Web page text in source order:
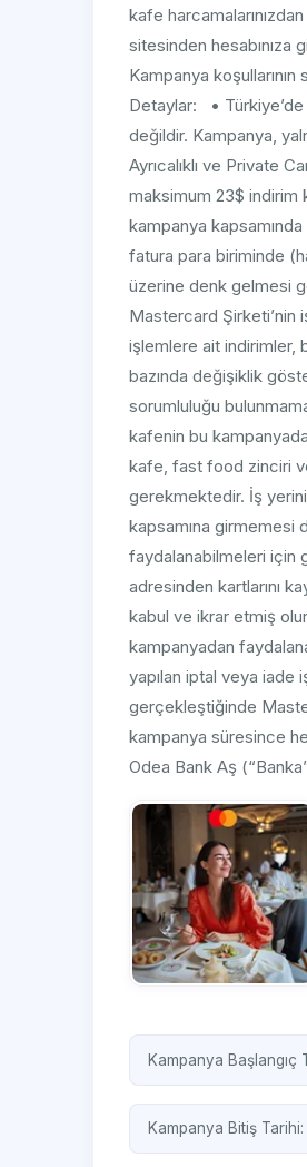
kafe
sitesinden hesabınıza
Kampanya
Detaylar: • Türkiye’de
değildir. Kampanya,
Ayrıcalıklı ve Private
maksimum 23$ indirim
kampanya
fatura para biriminde
üzerine denk gelmesi
Mastercard Şirketi’nin
işlemlere ait indirimler,
bazında değişiklik
sorumluluğu
kafenin bu
kafe, fast food zinciri
gerekmektedir. İş
kapsamına girmemesi
faydalanabilmeleri için
adresinden kartlarını
kabul ve ikrar etmiş
kampanyadan
yapılan iptal veya
gerçekleştiğinde
kampanya süresince
Odea Bank Aş
Kampanya Başlangıç
Kampanya Bitiş